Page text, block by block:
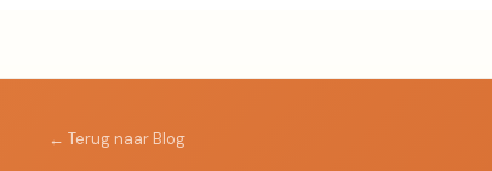
← Terug naar Blog